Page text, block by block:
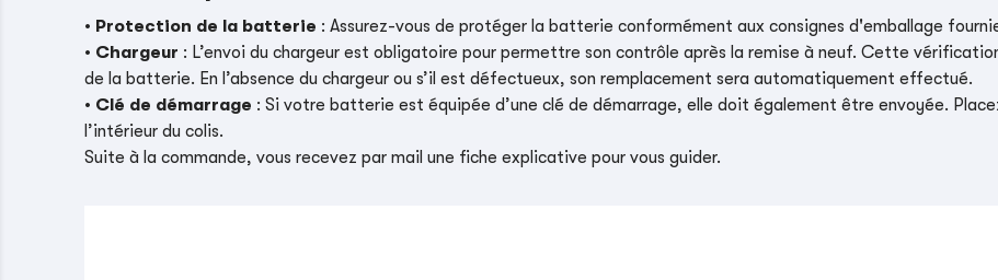
• Protection de la batterie : Assurez-vous de protéger la batterie conformément aux consignes d'emballage
• Chargeur : L’envoi du chargeur est obligatoire pour permettre son contrôle après la remise à neuf. Cette
de la batterie. En l’absence du chargeur ou s’il est défectueux, son remplacement sera automatiquement effectué.
• Clé de démarrage : Si votre batterie est équipée d’une clé de démarrage, elle doit également être envoyée.
l’intérieur du colis.
Suite à la commande, vous recevez par mail une fiche explicative pour vous guider.